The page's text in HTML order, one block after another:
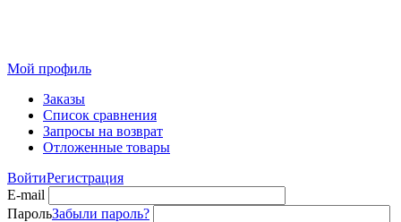
Мой профиль
Заказы
Список сравнения
Запросы на возврат
Отложенные товары
ВойтиРегистрация
E-mail
ПарольЗабыли пароль?